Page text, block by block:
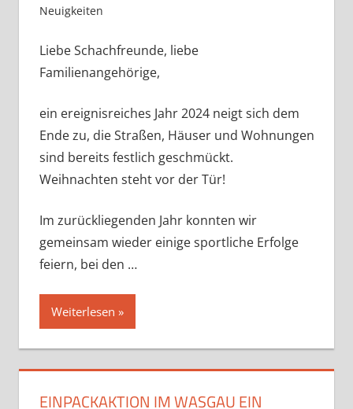
Neuigkeiten
Liebe Schachfreunde, liebe
Familienangehörige,
ein ereignisreiches Jahr 2024 neigt sich dem
Ende zu, die Straßen, Häuser und Wohnungen
sind bereits festlich geschmückt.
Weihnachten steht vor der Tür!
Im zurückliegenden Jahr konnten wir
gemeinsam wieder einige sportliche Erfolge
feiern, bei den …
Weiterlesen
EINPACKAKTION IM WASGAU EIN